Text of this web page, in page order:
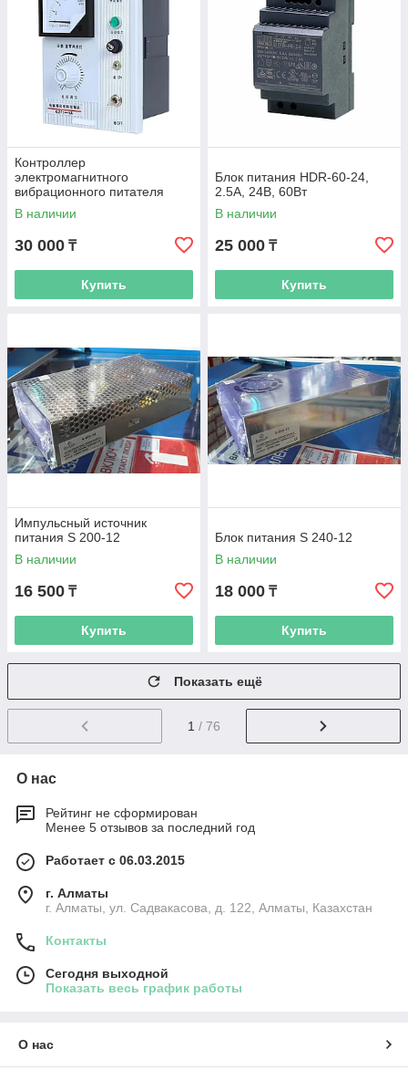
Контроллер
электромагнитного
вибрационного питателя
GZF1-1A 10А
В наличии
30 000 ₸
Купить
Блок питания HDR-60-24,
2.5А, 24В, 60Вт
В наличии
25 000 ₸
Купить
Импульсный источник
питания S 200-12
В наличии
16 500 ₸
Купить
Блок питания S 240-12
В наличии
18 000 ₸
Купить
Показать ещё
1 / 76
О нас
Рейтинг не сформирован
Менее 5 отзывов за последний год
Работает с 06.03.2015
г. Алматы
г. Алматы, ул. Садвакасова, д. 122, Алматы, Казахстан
Контакты
Сегодня выходной
Показать весь график работы
О нас